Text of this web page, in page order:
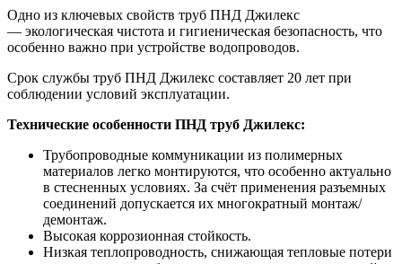
Одно из ключевых свойств труб ПНД Джилекс
— экологическая чистота и гигиеническая безопасность, что
особенно важно при устройстве водопроводов.
Срок службы труб ПНД Джилекс составляет 20 лет при
соблюдении условий эксплуатации.
Технические особенности ПНД труб Джилекс:
Трубопроводные коммуникации из полимерных
материалов легко монтируются, что особенно актуально
в стесненных условиях. За счёт применения разъемных
соединений допускается их многократный монтаж/
демонтаж.
Высокая коррозионная стойкость.
Низкая теплопроводность, снижающая тепловые потери